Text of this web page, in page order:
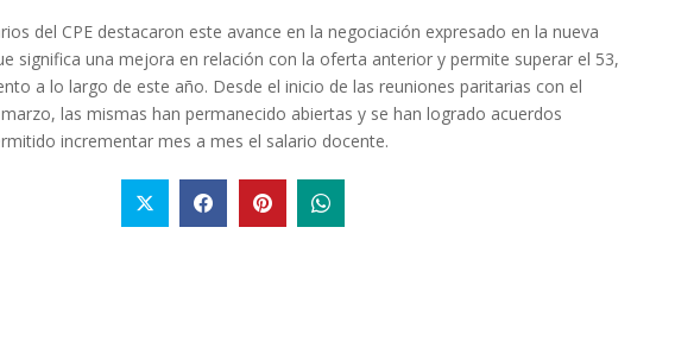
del CPE destacaron este avance en la negociación expresado en la nueva
significa una mejora en relación con la oferta anterior y permite superar el 53,
a lo largo de este año. Desde el inicio de las reuniones paritarias con el
las mismas han permanecido abiertas y se han logrado acuerdos
incrementar mes a mes el salario docente.